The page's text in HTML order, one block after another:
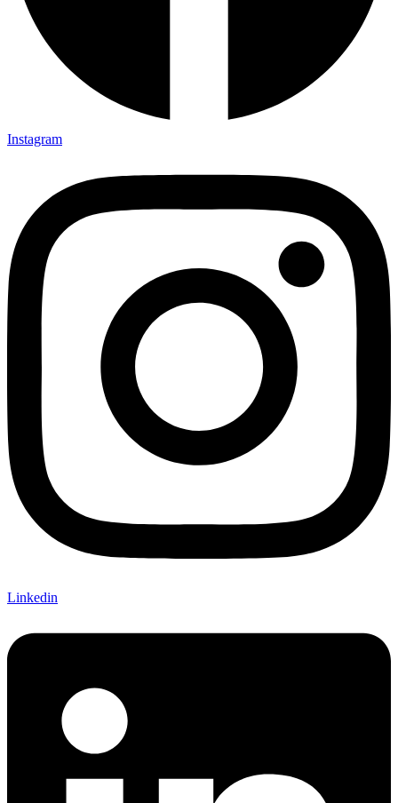
Instagram
Linkedin